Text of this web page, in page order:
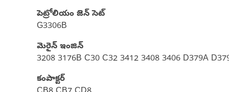
పెట్రోలియం జెన్ సెట్
G3306B
మెరైన్ ఇంజిన్‌
3208 3176B C30 C32 3412 3408 3406 D379A
కంపాక్టర్